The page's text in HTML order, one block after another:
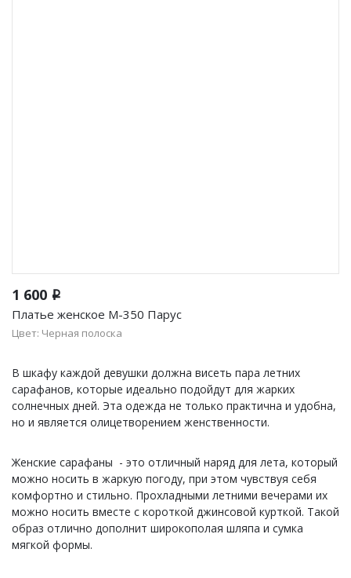
1 600 i
Платье женское М-350 Парус
Цвет: Черная полоска
В шкафу каждой девушки должна висеть пара летних
сарафанов, которые идеально подойдут для жарких
солнечных дней. Эта одежда не только практична и удобна,
но и является олицетворением женственности.
Женские сарафаны - это отличный наряд для лета, который
можно носить в жаркую погоду, при этом чувствуя себя
комфортно и стильно. Прохладными летними вечерами их
можно носить вместе с короткой джинсовой курткой. Такой
образ отлично дополнит широкополая шляпа и сумка
мягкой формы.